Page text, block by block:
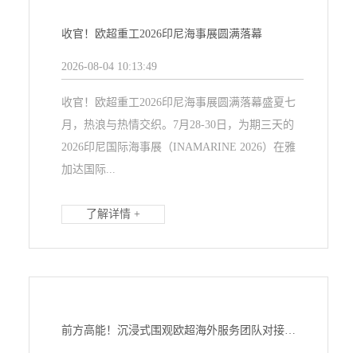
收官！欧超重工2026印尼海事展圆满落幕
2026-08-04 10:13:49
收官！欧超重工2026印尼海事展圆满落幕盛夏七
月，热浪与热情交织。7月28-30日，为期三天的
2026印尼国际海事展（INAMARINE 2026）在雅
加达国际...
了解详情 +
前方高能！沉浸式围观欧超海外服务团队对接绞车技术标准